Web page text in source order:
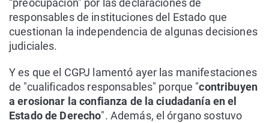
“preocupación” por las declaraciones de
responsables de instituciones del Estado que
cuestionan la independencia de algunas decisiones
judiciales.
Y es que el CGPJ lamentó ayer las manifestaciones
de "cualificados responsables" porque "contribuyen
a erosionar la confianza de la ciudadanía en el
Estado de Derecho". Además, el órgano sostuvo